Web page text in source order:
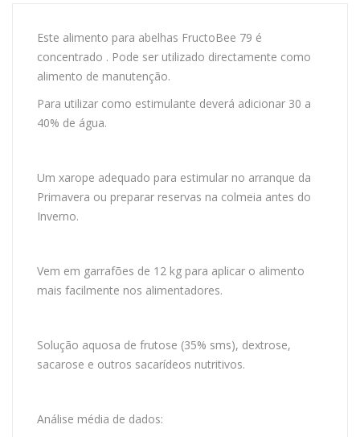
Este alimento para abelhas FructoBee 79 é
concentrado . Pode ser utilizado directamente como
alimento de manutenção.
Para utilizar como estimulante deverá adicionar 30 a
40% de água.
Um xarope adequado para estimular no arranque da
Primavera ou preparar reservas na colmeia antes do
Inverno.
Vem em garrafões de 12 kg para aplicar o alimento
mais facilmente nos alimentadores.
Solução aquosa de frutose (35% sms), dextrose,
sacarose e outros sacarídeos nutritivos.
Análise média de dados: